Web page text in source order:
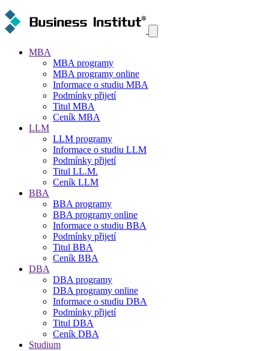
MBA
MBA programy
MBA programy online
Informace o studiu MBA
Podmínky přijetí
Titul MBA
Ceník MBA
LLM
LLM programy
Informace o studiu LLM
Podmínky přijetí
Titul LL.M.
Ceník LLM
BBA
BBA programy
BBA programy online
Informace o studiu BBA
Podmínky přijetí
Titul BBA
Ceník BBA
DBA
DBA programy
DBA programy online
Informace o studiu DBA
Podmínky přijetí
Titul DBA
Ceník DBA
Studium